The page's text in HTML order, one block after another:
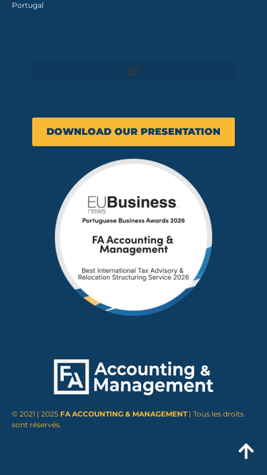
Portugal
DOWNLOAD OUR PRESENTATION
© 2021 | 2025 FA ACCOUNTING & MANAGEMENT| Tous les droits
sont réservés.